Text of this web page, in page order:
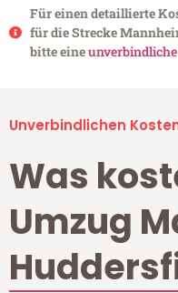
Für einen detaillierte
für die Strecke
bitte eine
Unverbindlichen
Was
Umzug